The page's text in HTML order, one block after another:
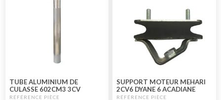
TUBE ALUMINIUM DE
CULASSE 602CM3 3CV
SUPPORT MOTEUR MEHARI
2CV6 DYANE 6 ACADIANE